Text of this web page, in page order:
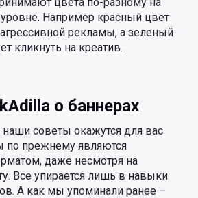
Например красный цвет
рекламы, а зеленый
кликнуть на креатив.
о баннерах
советы окажутся для вас
по прежнему являются
даже несмотря на
Все упирается лишь в навыки
А как мы упоминали ранее –